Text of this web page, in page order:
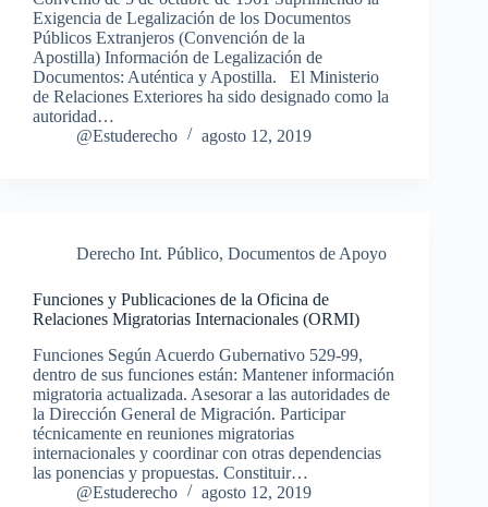
Exigencia de Legalización de los Documentos
Públicos Extranjeros (Convención de la
Apostilla) Información de Legalización de
Documentos: Auténtica y Apostilla. El Ministerio
de Relaciones Exteriores ha sido designado como la
autoridad…
@Estuderecho
agosto 12, 2019
Derecho Int. Público, Documentos de Apoyo
Funciones y Publicaciones de la Oficina de
Relaciones Migratorias Internacionales (ORMI)
Funciones Según Acuerdo Gubernativo 529-99,
dentro de sus funciones están: Mantener información
migratoria actualizada. Asesorar a las autoridades de
la Dirección General de Migración. Participar
técnicamente en reuniones migratorias
internacionales y coordinar con otras dependencias
las ponencias y propuestas. Constituir…
@Estuderecho
agosto 12, 2019